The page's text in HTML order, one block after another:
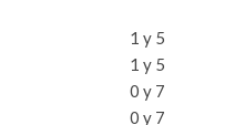
1 y 5
1 y 5
0 y 7
0 y 7